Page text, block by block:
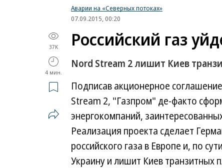
Аварии на «Северных потоках»
07.09.2015, 00:20
37K
4 мин.
Российский газ
Nord Stream 2 лишит Киев
Подписав акционерное
Stream 2, "Газпром" де-факто
энергокомпаний,
Реализация проекта сделает
российского газа в Европе и, по
Украину и лишит Киев транзитных